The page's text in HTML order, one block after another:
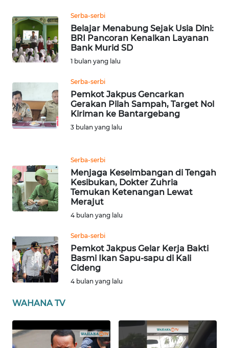
Serba-serbi
Belajar Menabung Sejak Usia Dini:
BRI Pancoran Kenalkan Layanan
Bank Murid SD
1 bulan yang lalu
Serba-serbi
Pemkot Jakpus Gencarkan
Gerakan Pilah Sampah, Target Nol
Kiriman ke Bantargebang
3 bulan yang lalu
Serba-serbi
Menjaga Keseimbangan di Tengah
Kesibukan, Dokter Zuhria
Temukan Ketenangan Lewat
Merajut
4 bulan yang lalu
Serba-serbi
Pemkot Jakpus Gelar Kerja Bakti
Basmi Ikan Sapu-sapu di Kali
Cideng
4 bulan yang lalu
WAHANA TV
WN
JAMBI
WN
NTB
WN
SULBAR
WN
SUMBAR
SUMSEL
WN
BENGKULU